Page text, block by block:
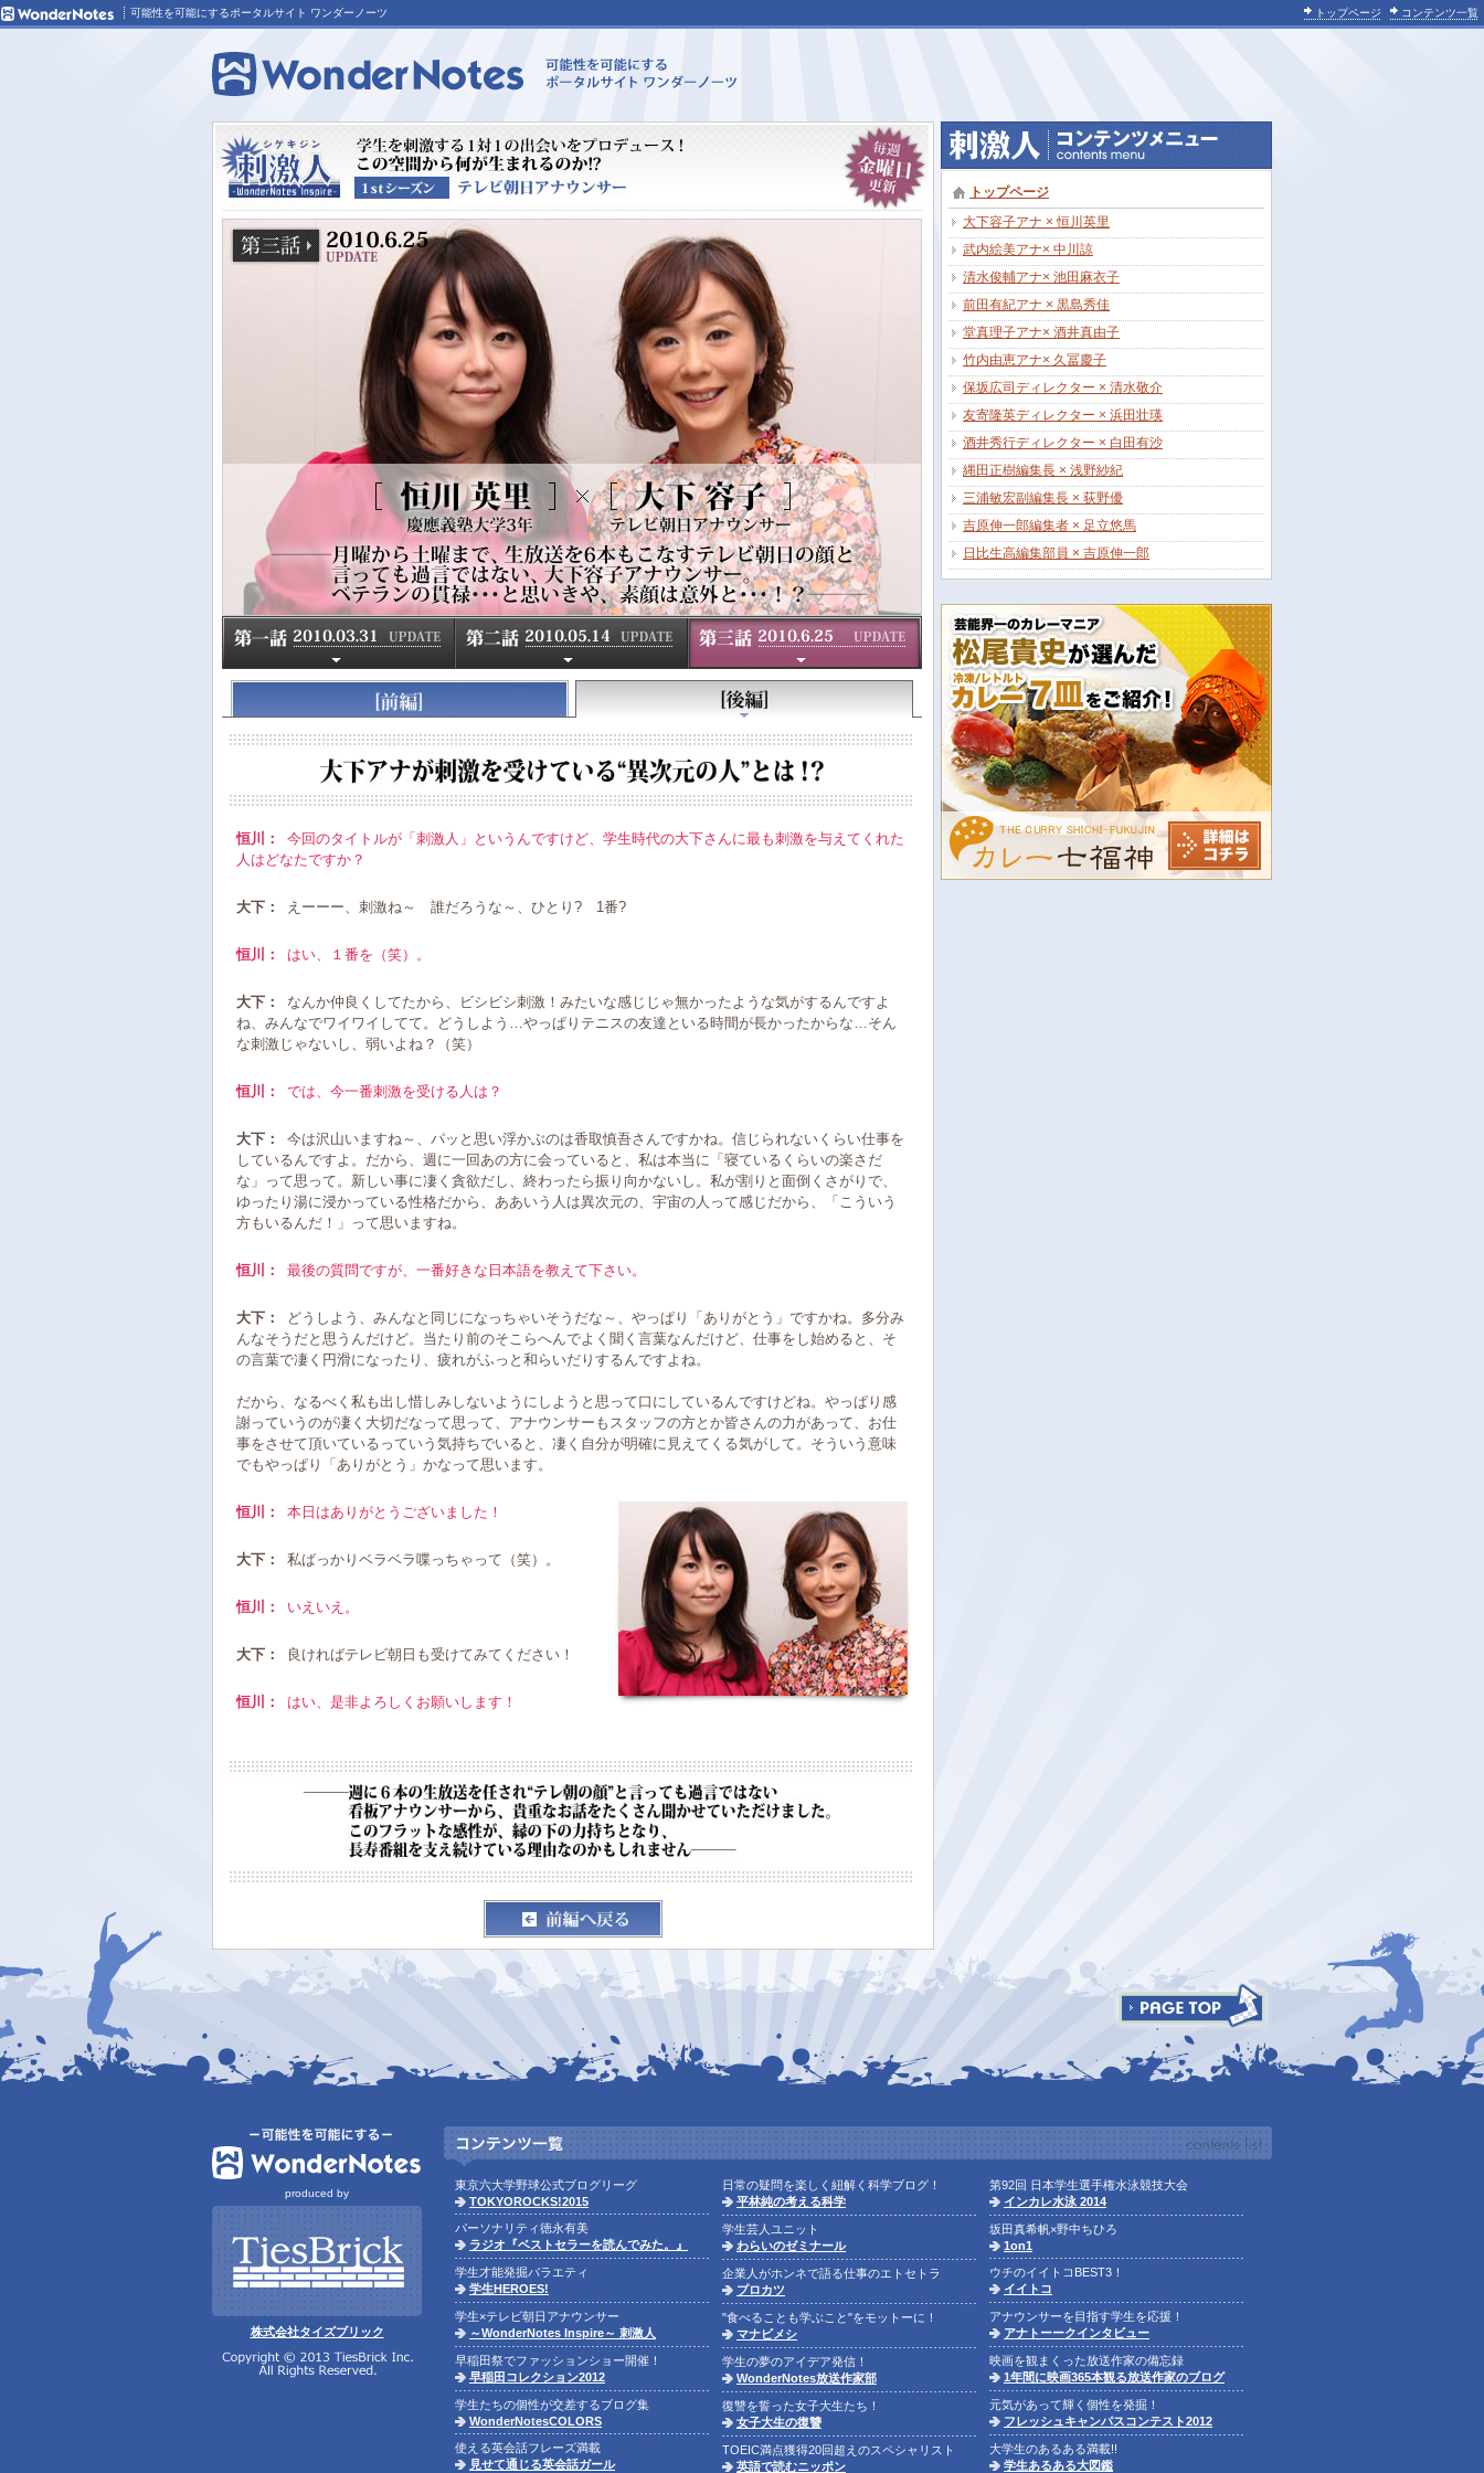
可能性を可能にするポータルサイト ワンダーノーツ トップページ コンテンツ一覧
恒川：
今回のタイトルが「刺激人」というんですけど、学生時代の大下さんに最も刺激を与えてくれた
人はどなたですか？
大下： えーーー、刺激ね～ 誰だろうな～、ひとり? 1番?
恒川： はい、１番を（笑）。
大下：
なんか仲良くしてたから、ビシビシ刺激！みたいな感じじゃ無かったような気がするんですよ
ね、みんなでワイワイしてて。どうしよう…やっぱりテニスの友達といる時間が長かったからな…そん
な刺激じゃないし、弱いよね？（笑）
恒川： では、今一番刺激を受ける人は？
大下：
今は沢山いますね～、パッと思い浮かぶのは香取慎吾さんですかね。信じられないくらい仕事を
しているんですよ。だから、週に一回あの方に会っていると、私は本当に「寝ているくらいの楽さだ
な」って思って。新しい事に凄く貪欲だし、終わったら振り向かないし。私が割りと面倒くさがりで、
ゆったり湯に浸かっている性格だから、ああいう人は異次元の、宇宙の人って感じだから、「こういう
方もいるんだ！」って思いますね。
恒川： 最後の質問ですが、一番好きな日本語を教えて下さい。
大下：
どうしよう、みんなと同じになっちゃいそうだな～、やっぱり「ありがとう」ですかね。多分み
んなそうだと思うんだけど。当たり前のそこらへんでよく聞く言葉なんだけど、仕事をし始めると、そ
の言葉で凄く円滑になったり、疲れがふっと和らいだりするんですよね。
だから、なるべく私も出し惜しみしないようにしようと思って口にしているんですけどね。やっぱり感
謝っていうのが凄く大切だなって思って、アナウンサーもスタッフの方とか皆さんの力があって、お仕
事をさせて頂いているっていう気持ちでいると、凄く自分が明確に見えてくる気がして。そういう意味
でもやっぱり「ありがとう」かなって思います。
恒川： 本日はありがとうございました！
大下： 私ばっかりベラベラ喋っちゃって（笑）。
恒川： いえいえ。
大下： 良ければテレビ朝日も受けてみてください！
恒川： はい、是非よろしくお願いします！
トップページ
大下容子アナ × 恒川英里
武内絵美アナ× 中川諒
清水俊輔アナ× 池田麻衣子
前田有紀アナ × 黒島秀佳
堂真理子アナ× 酒井真由子
竹内由恵アナ× 久冨慶子
保坂広司ディレクター × 清水敬介
友寄隆英ディレクター × 浜田壮瑛
酒井秀行ディレクター × 白田有沙
縄田正樹編集長 × 浅野紗紀
三浦敏宏副編集長 × 荻野優
吉原伸一郎編集者 × 足立悠馬
日比生高編集部員 × 吉原伸一郎
produced by
株式会社タイズブリック
東京六大学野球公式ブログリーグ
TOKYOROCKS!2015
パーソナリティ徳永有美
ラジオ『ベストセラーを読んでみた。』
学生才能発掘バラエティ
学生HEROES!
学生×テレビ朝日アナウンサー
～WonderNotes Inspire～ 刺激人
早稲田祭でファッションショー開催！
早稲田コレクション2012
学生たちの個性が交差するブログ集
WonderNotesCOLORS
使える英会話フレーズ満載
見せて通じる英会話ガール
日常の疑問を楽しく紐解く科学ブログ！
平林純の考える科学
学生芸人ユニット
わらいのゼミナール
企業人がホンネで語る仕事のエトセトラ
プロカツ
"食べることも学ぶこと"をモットーに！
マナビメシ
学生の夢のアイデア発信！
WonderNotes放送作家部
復讐を誓った女子大生たち！
女子大生の復讐
TOEIC満点獲得20回超えのスペシャリスト
英語で読むニッポン
第92回 日本学生選手権水泳競技大会
インカレ水泳 2014
坂田真希帆×野中ちひろ
1on1
ウチのイイトコBEST3！
イイトコ
アナウンサーを目指す学生を応援！
アナトーークインタビュー
映画を観まくった放送作家の備忘録
1年間に映画365本観る放送作家のブログ
元気があって輝く個性を発掘！
フレッシュキャンパスコンテスト2012
大学生のあるある満載!!
学生あるある大図鑑